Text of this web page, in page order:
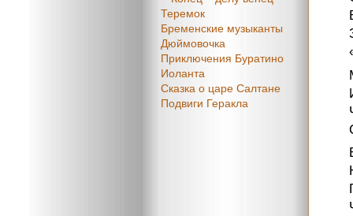
Теремок
Бременские музыканты
Дюймовочка
Приключения Буратино
Иоланта
Сказка о царе Салтане
Подвиги Геракла